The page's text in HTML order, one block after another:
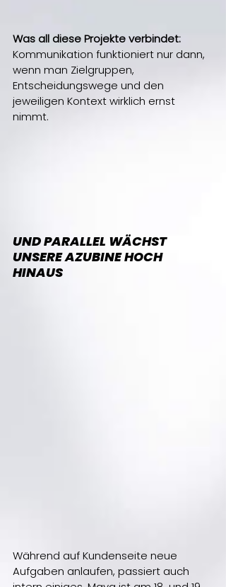
Was all diese Projekte verbindet:
Kommunikation funktioniert nur dann,
wenn man Zielgruppen,
Entscheidungswege und den
jeweiligen Kontext wirklich ernst
nimmt.
UND PARALLEL WÄCHST
UNSERE AZUBINE HOCH
HINAUS
Während auf Kundenseite neue
Aufgaben anlaufen, passiert auch